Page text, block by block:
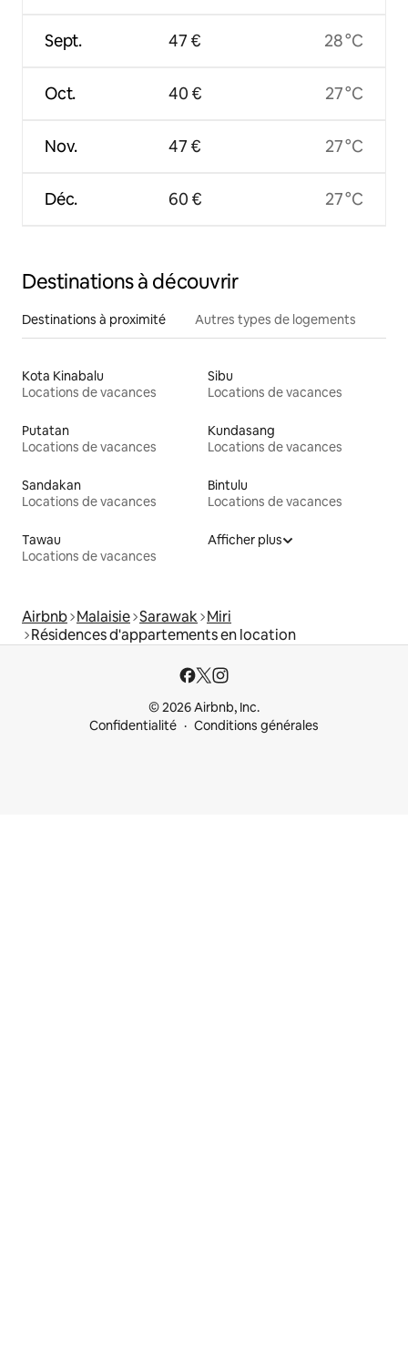
Sept.
Oct.
Nov.
Déc.
47 €
40 €
47 €
60 €
28 °C
27 °C
27 °C
27 °C
Destinations à découvrir
Destinations à proximité Autres types de logements
Kota Kinabalu
Locations de vacances
Sibu
Locations de vacances
Putatan
Locations de vacances
Kundasang
Locations de vacances
Sandakan
Locations de vacances
Bintulu
Locations de vacances
Tawau
Locations de vacances
Afficher plus
Airbnb Malaisie Sarawak Miri
Résidences d'appartements en location
© 2026 Airbnb, Inc.
Confidentialité
Conditions générales